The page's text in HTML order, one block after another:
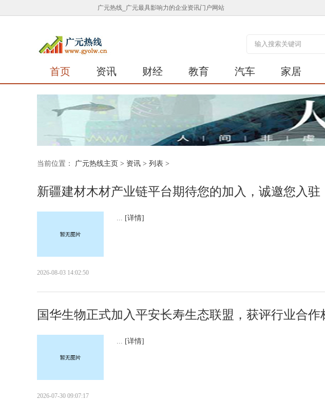
广元热线_广元最具影响力的企业资讯门户网站
首页 资讯 财经 教育 汽车 家居
当前位置： 广元热线主页 > 资讯 > 列表 >
新疆建材木材产业链平台期待您的加入，诚邀您入驻
... [详情]
2026-08-03 14:02:50
国华生物正式加入平安长寿生态联盟，获评行业合作
... [详情]
2026-07-30 09:07:17